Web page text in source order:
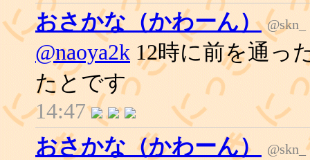
おさかな（かわーん） @skn_
@naoya2k 12時に前を通っ
たとです
14:47
おさかな（かわーん）
@skn_